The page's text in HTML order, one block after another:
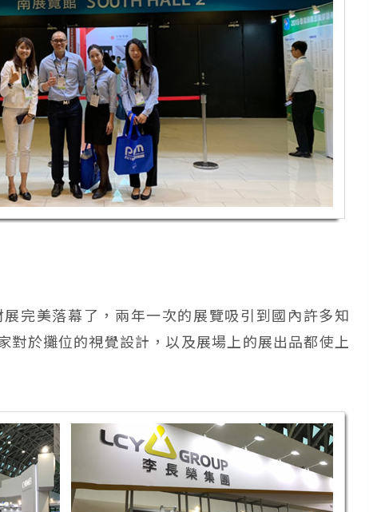
完美落幕了，兩年一次的展覽吸引到國內許多知
對於攤位的視覺設計，以及展場上的展出品都使上